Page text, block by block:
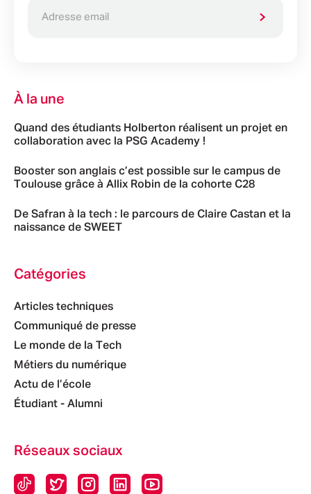
À la une
Quand des étudiants Holberton réalisent un projet en
collaboration avec la PSG Academy !
Booster son anglais c’est possible sur le campus de
Toulouse grâce à Allix Robin de la cohorte C28
De Safran à la tech : le parcours de Claire Castan et la
naissance de SWEET
Catégories
Articles techniques
Communiqué de presse
Le monde de la Tech
Métiers du numérique
Actu de l’école
Étudiant - Alumni
Réseaux sociaux